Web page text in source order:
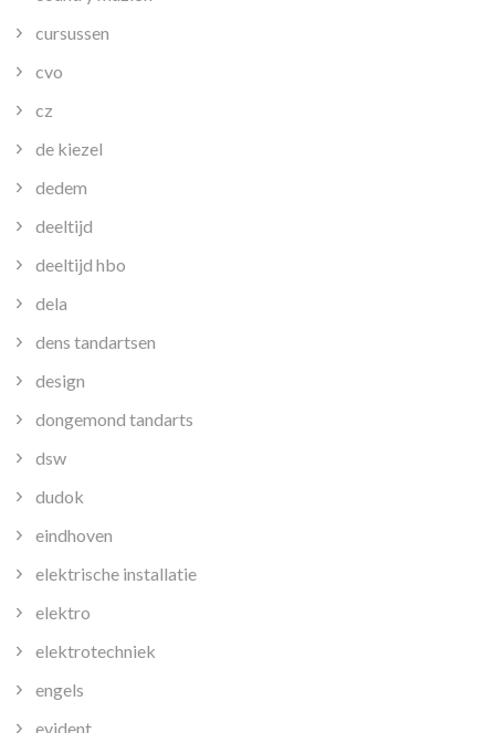
cursussen
cvo
cz
de kiezel
dedem
deeltijd
deeltijd hbo
dela
dens tandartsen
design
dongemond tandarts
dsw
dudok
eindhoven
elektrische installatie
elektro
elektrotechniek
engels
evident